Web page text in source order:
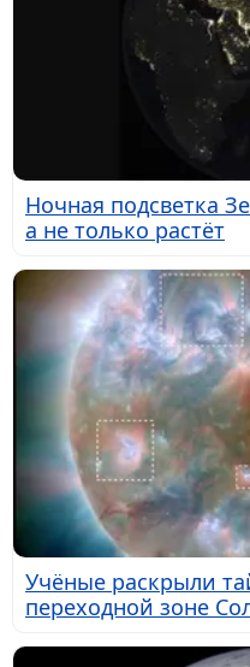
Ночная подсветка
а не только растёт
Учёные раскрыли
переходной зоне